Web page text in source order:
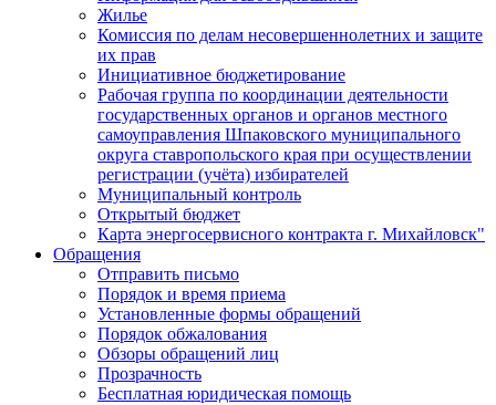
Жилье
Комиссия по делам несовершеннолетних и защите
их прав
Инициативное бюджетирование
Рабочая группа по координации деятельности
государственных органов и органов местного
самоуправления Шпаковского муниципального
округа ставропольского края при осуществлении
регистрации (учёта) избирателей
Муниципальный контроль
Открытый бюджет
Карта энергосервисного контракта г. Михайловск"
Обращения
Отправить письмо
Порядок и время приема
Установленные формы обращений
Порядок обжалования
Обзоры обращений лиц
Прозрачность
Бесплатная юридическая помощь